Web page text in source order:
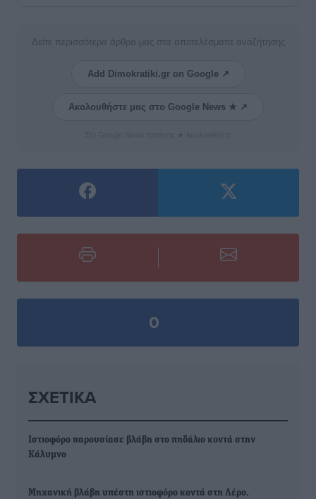
Δείτε περισσότερα άρθρα μας στα αποτελέσματα αναζήτησης
Add Dimokratiki.gr on Google ↗
Ακολουθήστε μας στο Google News ★ ↗
0
ΣΧΕΤΙΚΆ
Ιστιοφόρο παρουσίασε βλάβη στο πηδάλιο κοντά στην
Κάλυμνο
Μηχανική βλάβη υπέστη ιστιοφόρο κοντά στη Λέρο.